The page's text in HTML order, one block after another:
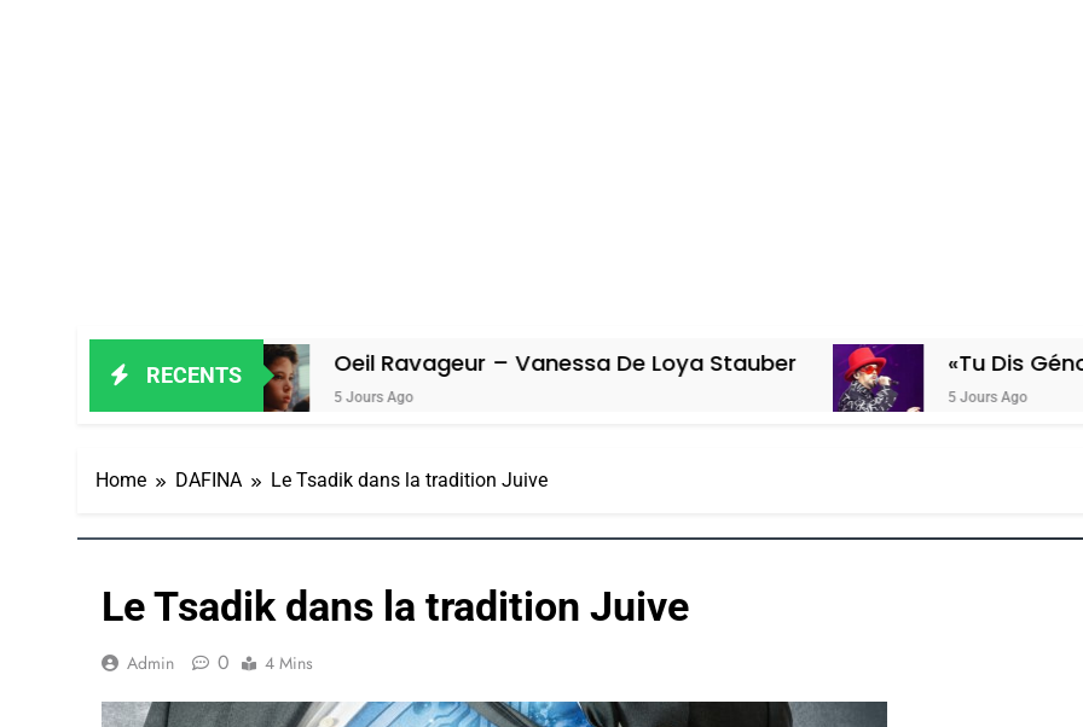
RECENTSOeil Ravageur – Vanessa De Loya Stauber
5 Jours Ago
«Tu Dis Génocide, Je
5 Jours Ago
Home DAFINA Le Tsadik dans la tradition Juive
Le Tsadik dans la tradition Juive
Admin 0 4 Mins